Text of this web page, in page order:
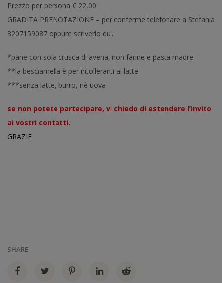
Prezzo per persona € 22,00
GRADITA PRENOTAZIONE – per conferme telefonare a Stefania
3207159087 oppure scriverlo qui.
*pane con sola crusca di avena, non farine e pasta madre
**la besciamella è per intolleranti al latte
***senza latte, burro, nè uova
se non potete partecipare, vi chiedo di estendere l’invito
ai vostri contatti.
GRAZIE
SHARE